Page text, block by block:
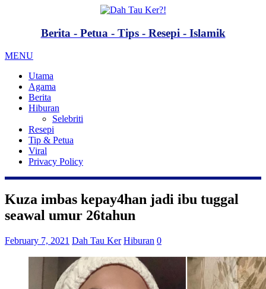
Berita - Petua - Tips - Resepi - Islamik
MENU
Utama
Agama
Berita
Hiburan
Selebriti
Resepi
Tip & Petua
Viral
Privacy Policy
Kuza imbas kepay4han jadi ibu tuggal
seawal umur 26tahun
February 7, 2021 Dah Tau Ker Hiburan 0